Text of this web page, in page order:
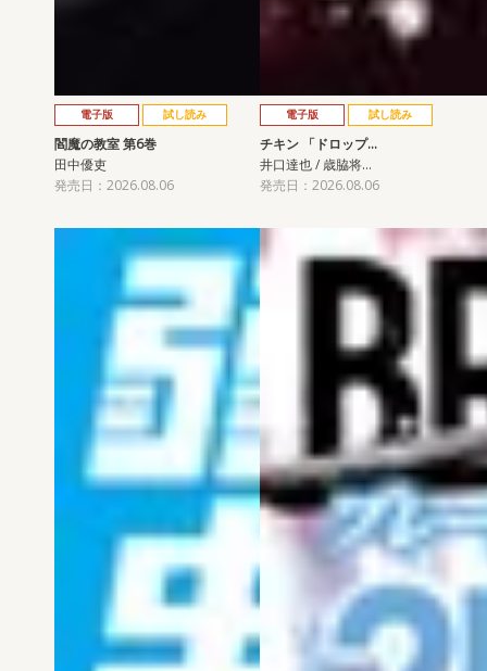
電子版 試し読み
閻魔の教室 第6巻
田中優吏
発売日：2026.08.06
電子版 試し読み
チキン 「ドロップ…
井口達也 / 歳脇将…
発売日：2026.08.06